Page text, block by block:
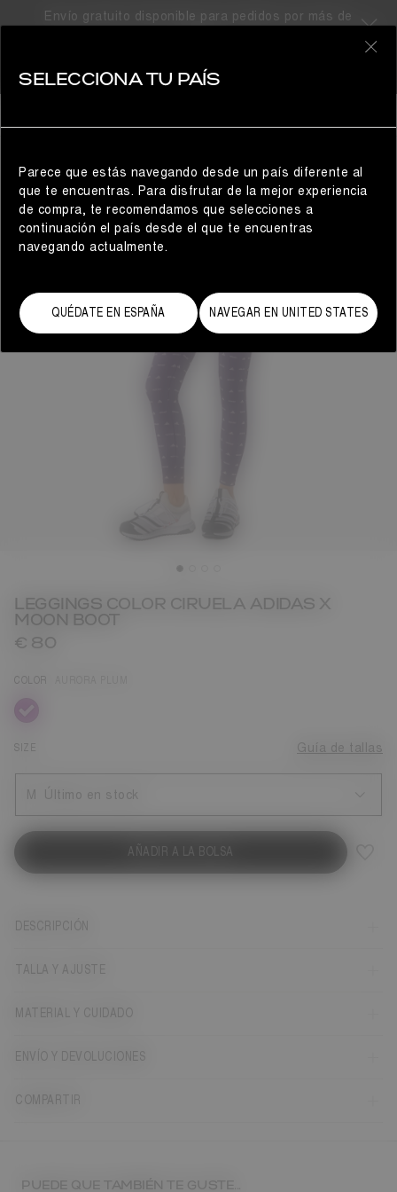
Envío gratuito disponible para pedidos por más de
LEGGINGS COLOR CIRUELA ADIDAS X
MOON BOOT
€ 80
COLOR
seleccionado
SIZE Guía de tallas
Último en stock
AÑADIR A LA BOLSA
DESCRIPCIÓN
TALLA Y AJUSTE
MATERIAL Y CUIDADO
ENVÍO Y DEVOLUCIONES
COMPARTIR
PUEDE QUE TAMBIÉN TE GUSTE...
SELECCIONA TU PAÍS
Parece que estás navegando desde un país diferente al
que te encuentras. Para disfrutar de la mejor experiencia
de compra, te recomendamos que selecciones a
continuación el país desde el que te encuentras
navegando actualmente.
QUÉDATE EN ESPAÑA NAVEGAR EN UNITED STATES